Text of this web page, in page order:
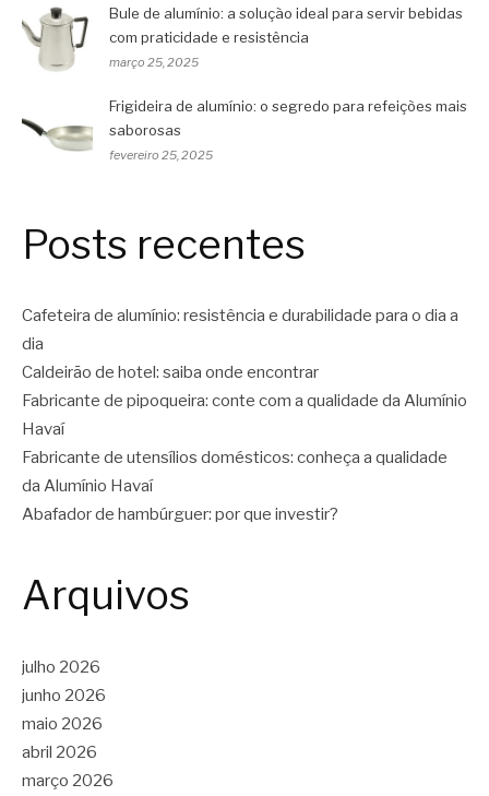
Bule de alumínio: a solução ideal para servir bebidas
com praticidade e resistência
março 25, 2025
Frigideira de alumínio: o segredo para refeições mais
saborosas
fevereiro 25, 2025
Posts recentes
Cafeteira de alumínio: resistência e durabilidade para o dia a
dia
Caldeirão de hotel: saiba onde encontrar
Fabricante de pipoqueira: conte com a qualidade da Alumínio
Havaí
Fabricante de utensílios domésticos: conheça a qualidade
da Alumínio Havaí
Abafador de hambúrguer: por que investir?
Arquivos
julho 2026
junho 2026
maio 2026
abril 2026
março 2026